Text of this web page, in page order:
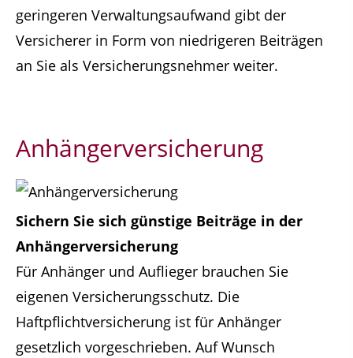
geringeren Verwaltungsaufwand gibt der
Versicherer in Form von niedrigeren Beiträgen
an Sie als Versicherungsnehmer weiter.
Anhängerversicherung
Sichern Sie sich günstige Beiträge in der
Anhängerversicherung
Für Anhänger und Auflieger brauchen Sie
eigenen Versicherungsschutz. Die
Haftpflichtversicherung ist für Anhänger
gesetzlich vorgeschrieben. Auf Wunsch